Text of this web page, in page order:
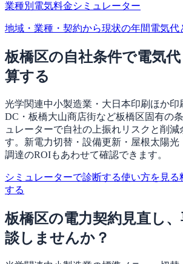
業種別電気料金シミュレーター
地域・業種・契約から現状の年間電気代
板橋区の自社条件で電気
算する
光学関連中小製造業・大日本印刷ほか印
DC・板橋大山商店街など板橋区固有の
ュレーターで自社の上振れリスクと削減
す。新電力切替・設備更新・屋根太陽光
調達のROIもあわせて確認できます。
シミュレーターで診断する使い方を見る
する
板橋区の電力契約見直し
談しませんか？